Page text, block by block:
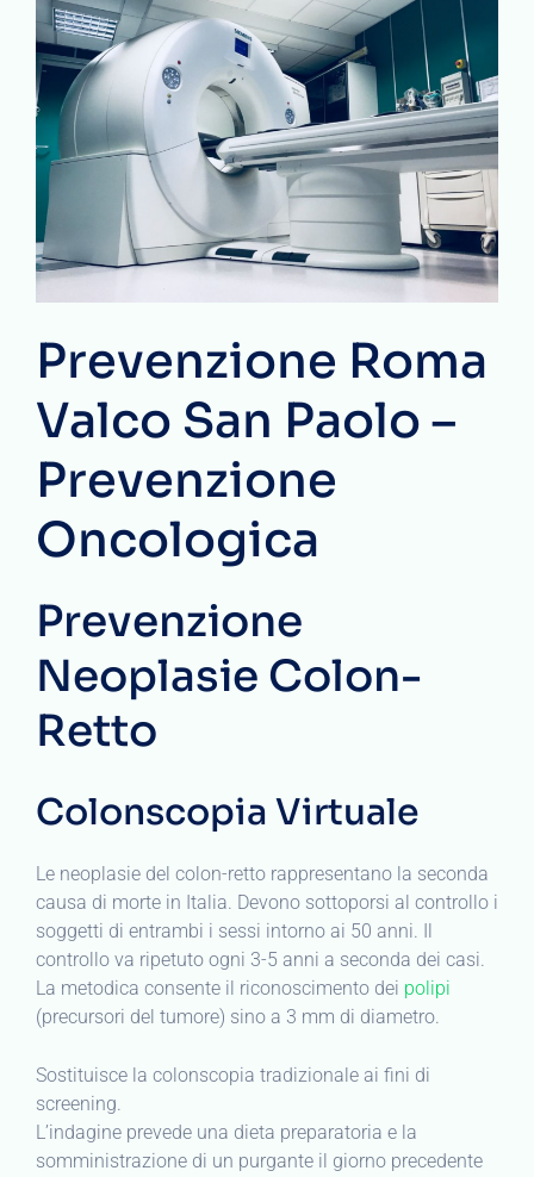
Prevenzione Roma
Valco San Paolo –
Prevenzione
Oncologica
Prevenzione
Neoplasie Colon-
Retto
Colonscopia Virtuale
Le neoplasie del colon-retto rappresentano la seconda
causa di morte in Italia. Devono sottoporsi al controllo i
soggetti di entrambi i sessi intorno ai 50 anni. Il
controllo va ripetuto ogni 3-5 anni a seconda dei casi.
La metodica consente il riconoscimento dei polipi
(precursori del tumore) sino a 3 mm di diametro.
Sostituisce la colonscopia tradizionale ai fini di
screening.
L’indagine prevede una dieta preparatoria e la
somministrazione di un purgante il giorno precedente